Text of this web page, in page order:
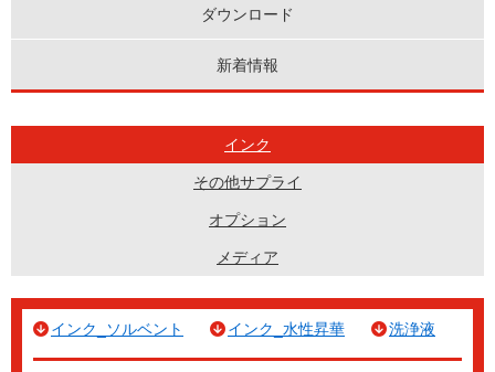
ダウンロード
新着情報
インク
その他サプライ
オプション
メディア
インク_ソルベント インク_水性昇華 洗浄液